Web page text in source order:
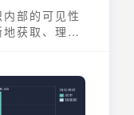
部的可见性
获取、理解
安全都应得